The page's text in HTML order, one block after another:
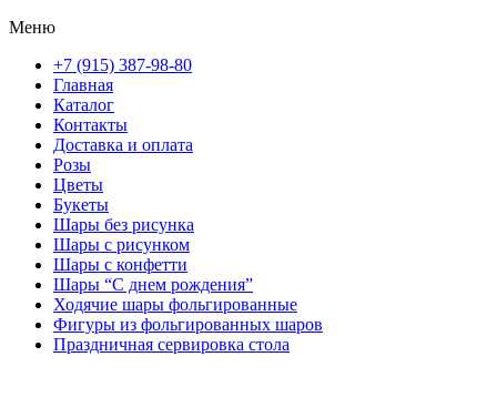
Меню
+7 (915) 387-98-80
Главная
Каталог
Контакты
Доставка и оплата
Розы
Цветы
Букеты
Шары без рисунка
Шары с рисунком
Шары с конфетти
Шары “С днем рождения”
Ходячие шары фольгированные
Фигуры из фольгированных шаров
Праздничная сервировка стола